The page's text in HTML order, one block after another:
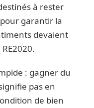
à rester
garantir la
devaient
: gagner du
pas en
de bien